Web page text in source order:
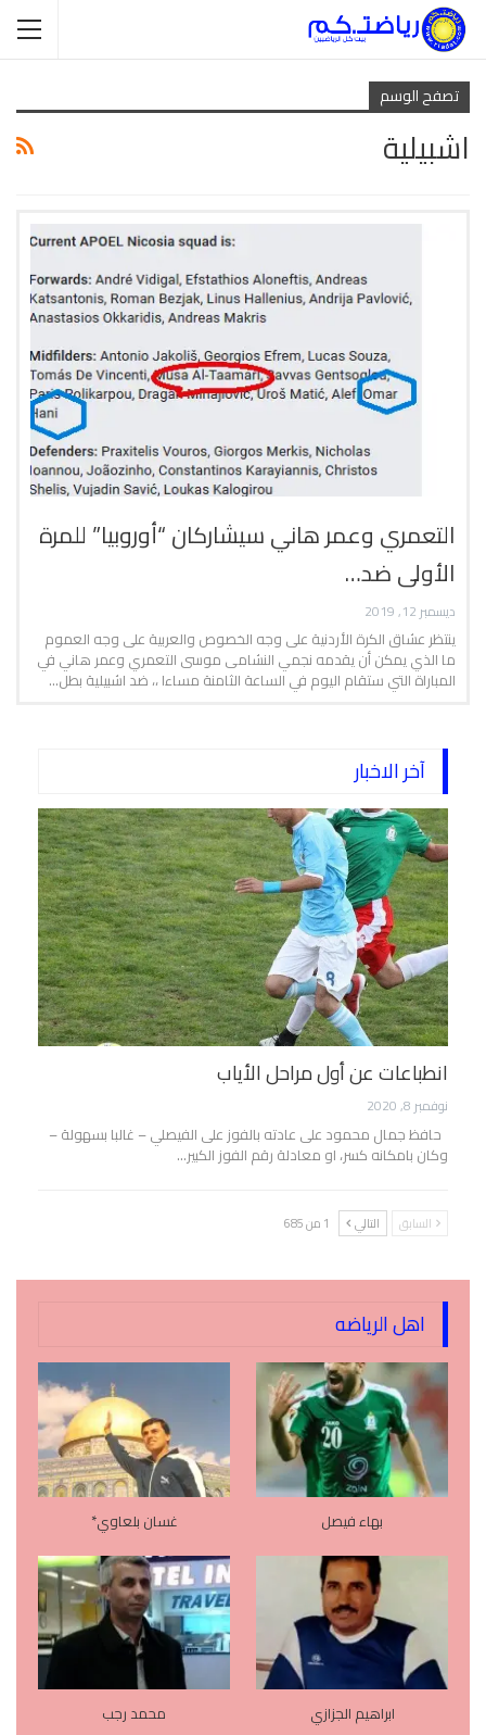
تصفح الوسم
اشبيلية
التعمري وعمر هاني سيشاركان “أوروبيا” للمرة
الأولى ضد…
ديسمبر 12, 2019
ينتظر عشاق الكرة الأردنية على وجه الخصوص والعربية على وجه العموم
ما الذي يمكن أن يقدمه نجمي النشامى موسى التعمري وعمر هاني في
المباراة التي ستقام اليوم في الساعة الثامنة مساءا ،، ضد اشبيلية بطل…
آخر الاخبار
انطباعات عن أول مراحل الأياب
نوفمبر 8, 2020
حافظ جمال محمود على عادته بالفوز على الفيصلي – غالبا بسهولة –
وكان بامكانه كسر، او معادلة رقم الفوز الكبير…
السابق التالي 1 من 685
اهل الرياضه
بهاء فيصل غسان بلعاوي*
ابراهيم الجزازي محمد رجب